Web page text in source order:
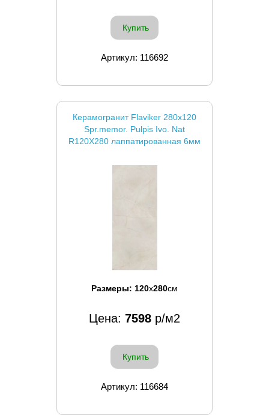
Купить
Артикул: 116692
Керамогранит Flaviker 280x120
Spr.memor. Pulpis Ivo. Nat
R120X280 лаппатированная 6мм
Размеры: 120x280см
Цена: 7598 р/м2
Купить
Артикул: 116684